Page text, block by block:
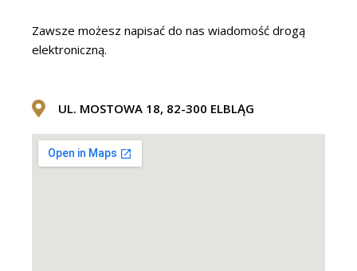
Zawsze możesz napisać do nas wiadomość drogą
elektroniczną.
UL. MOSTOWA 18, 82-300 ELBLĄG